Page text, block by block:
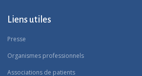
Liens utiles
Presse
Organismes professionnels
Associations de patients